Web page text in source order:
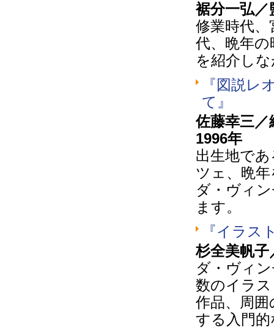
裾分一弘
修業時代
代、晩年
を紹介し
『図説
て』
佐藤幸三
1996年
出生地で
ツェ、晩
ダ・ヴィ
ます。
『イラス
杉全美帆
ダ・ヴィ
数のイラ
作品、周
する入門